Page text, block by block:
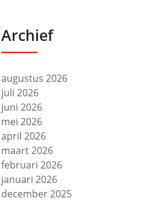
Archief
augustus 2026
juli 2026
juni 2026
mei 2026
april 2026
maart 2026
februari 2026
januari 2026
december 2025